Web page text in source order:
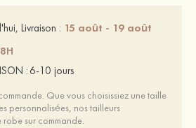
Livraison : 15 août - 19 août
:6-10 jours
Que vous choisissiez une taille
personnalisées, nos tailleurs
sur commande.